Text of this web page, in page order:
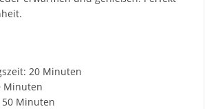
20 Minuten
Minuten
50 Minuten